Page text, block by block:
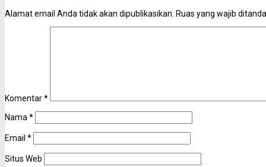
Alamat email Anda tidak akan dipublikasikan. Ruas yang wajib
Komentar*
Nama *
Email *
Situs Web